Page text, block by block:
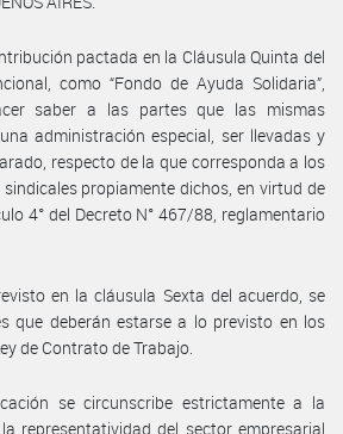
pactada en la Cláusula Quinta del
como “Fondo de Ayuda Solidaria”,
saber a las partes que las mismas
administración especial, ser llevadas y
respecto de la que corresponda a los
propiamente dichos, en virtud de
4° del Decreto N° 467/88, reglamentario
en la cláusula Sexta del acuerdo, se
que deberán estarse a lo previsto en los
de Contrato de Trabajo.
se circunscribe estrictamente a la
representatividad del sector empresarial